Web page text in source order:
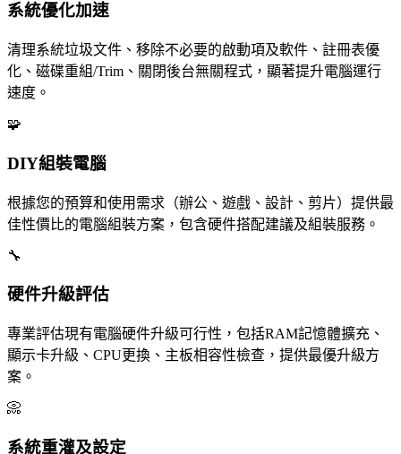
系統優化加速
清理系統垃圾文件、移除不必要的啟動項及軟件、註冊表優
化、磁碟重組/Trim、關閉後台無關程式，顯著提升電腦運行
速度。
🧩
DIY組裝電腦
根據您的預算和使用需求（辦公、遊戲、設計、剪片）提供最
佳性價比的電腦組裝方案，包含硬件搭配建議及組裝服務。
🔧
硬件升級評估
專業評估現有電腦硬件升級可行性，包括RAM記憶體擴充、
顯示卡升級、CPU更換、主板相容性檢查，提供最優升級方
案。
📀
系統重灌及設定